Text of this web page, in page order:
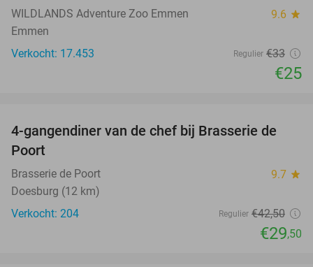
WILDLANDS Adventure Zoo Emmen 9.6 star
Emmen
Verkocht: 17.453
Regulier €33
€25
31%
4-gangendiner van de chef bij Brasserie de
Poort
Brasserie de Poort 9.7 star
Doesburg (12 km)
Verkocht: 204
Regulier €42,50
€29,50